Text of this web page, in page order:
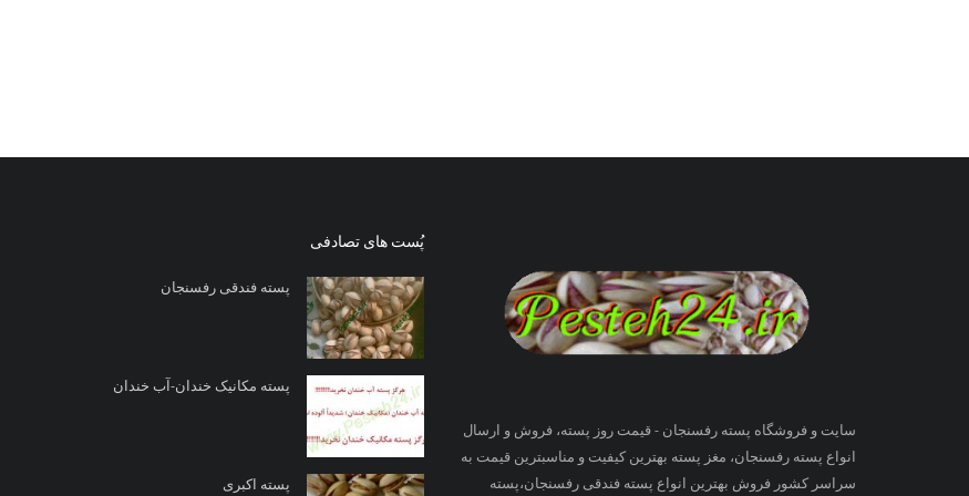
سایت و فروشگاه پسته رفسنجان - قیمت روز پسته، فروش و ارسال
انواع پسته رفسنجان، مغز پسته بهترین کیفیت و مناسبترین قیمت به
سراسر کشور فروش بهترین انواع پسته فندقی رفسنجان،پسته
پُست های تصادفی
پسته فندقی رفسنجان
پسته مکانیک خندان-آب خندان
پسته اکبری